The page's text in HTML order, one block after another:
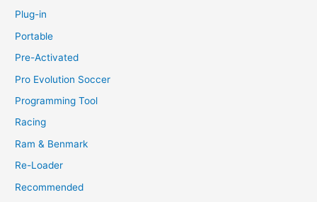
Plug-in
Portable
Pre-Activated
Pro Evolution Soccer
Programming Tool
Racing
Ram & Benmark
Re-Loader
Recommended